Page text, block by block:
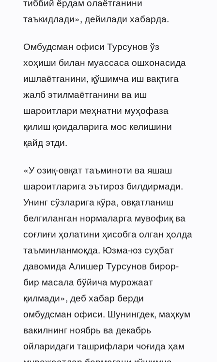
таъкидлади», дейилади хабарда.
Омбудсман офиси Турсунов ўз
хоҳиши билан муассаса ошхонасида
ишлаётганини, қўшимча иш вақтига
жалб этилмаётганини ва иш
шароитлари меҳнатни муҳофаза
қилиш қоидаларига мос келишини
қайд этди.
«У озиқ-овқат таъминоти ва яшаш
шароитларига эътироз билдирмади.
Унинг сўзларига кўра, овқатланиш
белгиланган нормаларга мувофиқ ва
соғлиғи ҳолатини ҳисобга олган ҳолда
таъминланмоқда. Юзма-юз суҳбат
давомида Алишер Турсунов бирор-
бир масала бўйича мурожаат
қилмади», деб хабар берди
омбудсман офиси. Шунингдек, маҳкум
вакилнинг ноябрь ва декабрь
ойларидаги ташрифлари чоғида ҳам